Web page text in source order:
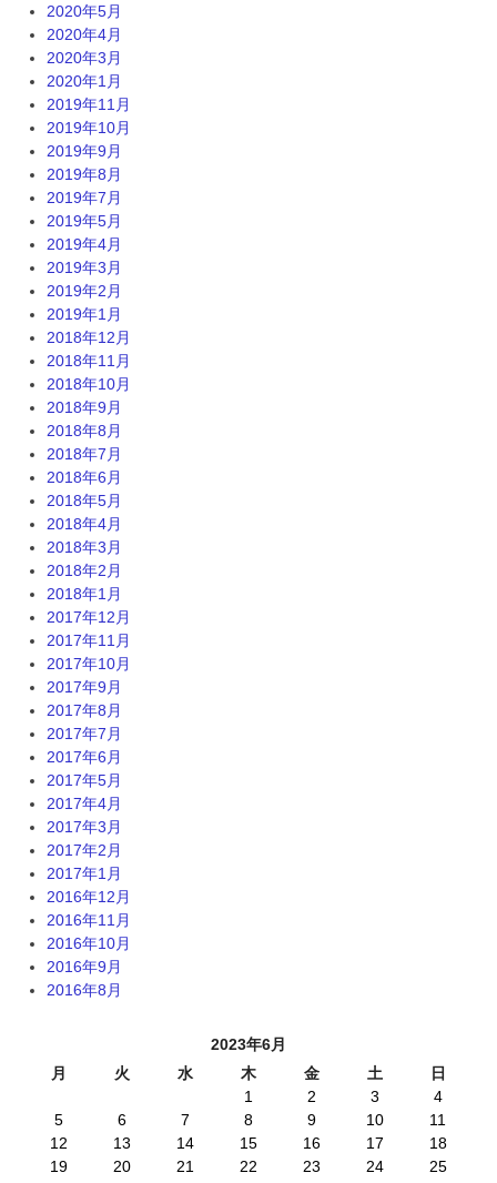
2020年5月
2020年4月
2020年3月
2020年1月
2019年11月
2019年10月
2019年9月
2019年8月
2019年7月
2019年5月
2019年4月
2019年3月
2019年2月
2019年1月
2018年12月
2018年11月
2018年10月
2018年9月
2018年8月
2018年7月
2018年6月
2018年5月
2018年4月
2018年3月
2018年2月
2018年1月
2017年12月
2017年11月
2017年10月
2017年9月
2017年8月
2017年7月
2017年6月
2017年5月
2017年4月
2017年3月
2017年2月
2017年1月
2016年12月
2016年11月
2016年10月
2016年9月
2016年8月
2023年6月
月
火 水 木 金 土
日
1
2 3
4
5
6 7 8 9 10
11
12
13 14 15 16 17
18
19
20 21 22 23 24
25